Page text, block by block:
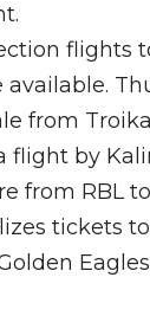
flights
from
flight by
from RBL
tickets